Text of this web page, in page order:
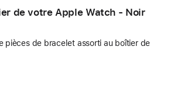
de votre Apple Watch - Noir
pièces de bracelet assorti au boîtier de